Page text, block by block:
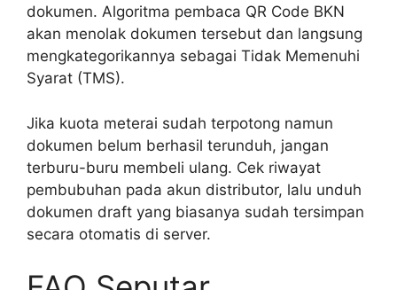
dokumen. Algoritma pembaca QR Code BKN
akan menolak dokumen tersebut dan langsung
mengkategorikannya sebagai Tidak Memenuhi
Syarat (TMS).
Jika kuota meterai sudah terpotong namun
dokumen belum berhasil terunduh, jangan
terburu-buru membeli ulang. Cek riwayat
pembubuhan pada akun distributor, lalu unduh
dokumen draft yang biasanya sudah tersimpan
secara otomatis di server.